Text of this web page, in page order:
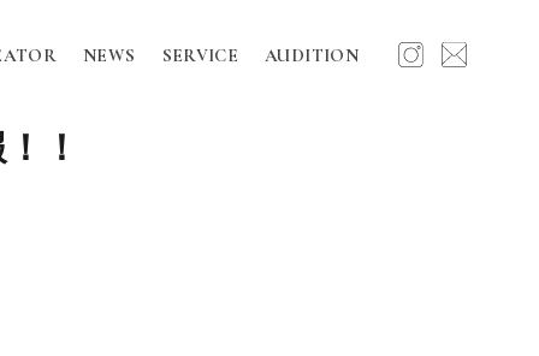
NEWS SERVICE AUDITION
！